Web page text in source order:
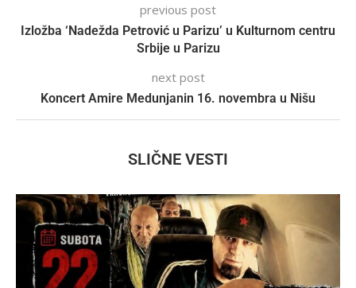
previous post
Izložba ‘Nadežda Petrović u Parizu’ u Kulturnom centru
Srbije u Parizu
next post
Koncert Amire Medunjanin 16. novembra u Nišu
SLIČNE VESTI